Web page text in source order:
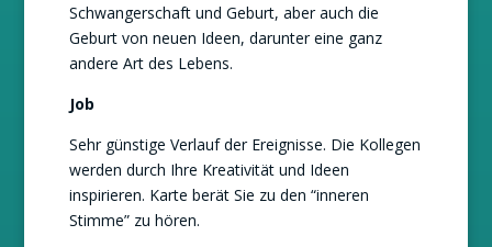
Schwangerschaft und Geburt, aber auch die
Geburt von neuen Ideen, darunter eine ganz
andere Art des Lebens.
Job
Sehr günstige Verlauf der Ereignisse. Die Kollegen
werden durch Ihre Kreativität und Ideen
inspirieren. Karte berät Sie zu den “inneren
Stimme” zu hören.